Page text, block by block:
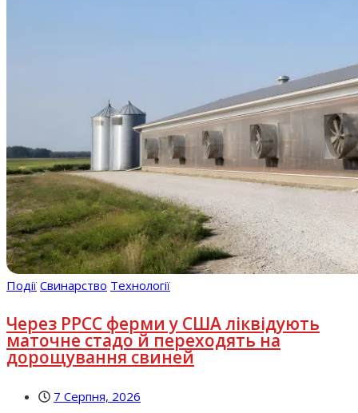
Події Свинарство Технології
Через РРСС ферми у США ліквідують
маточне стадо й переходять на
дорощування свиней
7 Серпня, 2026